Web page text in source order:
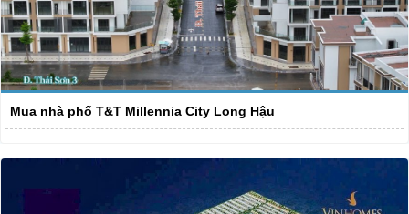
Mua nhà phố T&T Millennia City Long Hậu